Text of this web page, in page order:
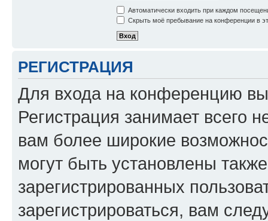
Автоматически входить при каждом
Скрыть моё пребывание на конференции в
РЕГИСТРАЦИЯ
Для входа на конференцию
Регистрация занимает всего
вам более широкие
могут быть установлены
зарегистрированных
зарегистрироваться, вам